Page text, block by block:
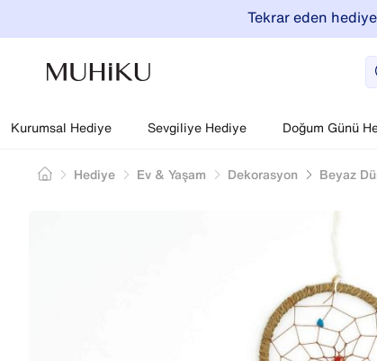
Tekrar eden
Kurumsal Hediye Sevgiliye Hediye Doğum Günü
Hediye Ev & Yaşam Dekorasyon Beyaz